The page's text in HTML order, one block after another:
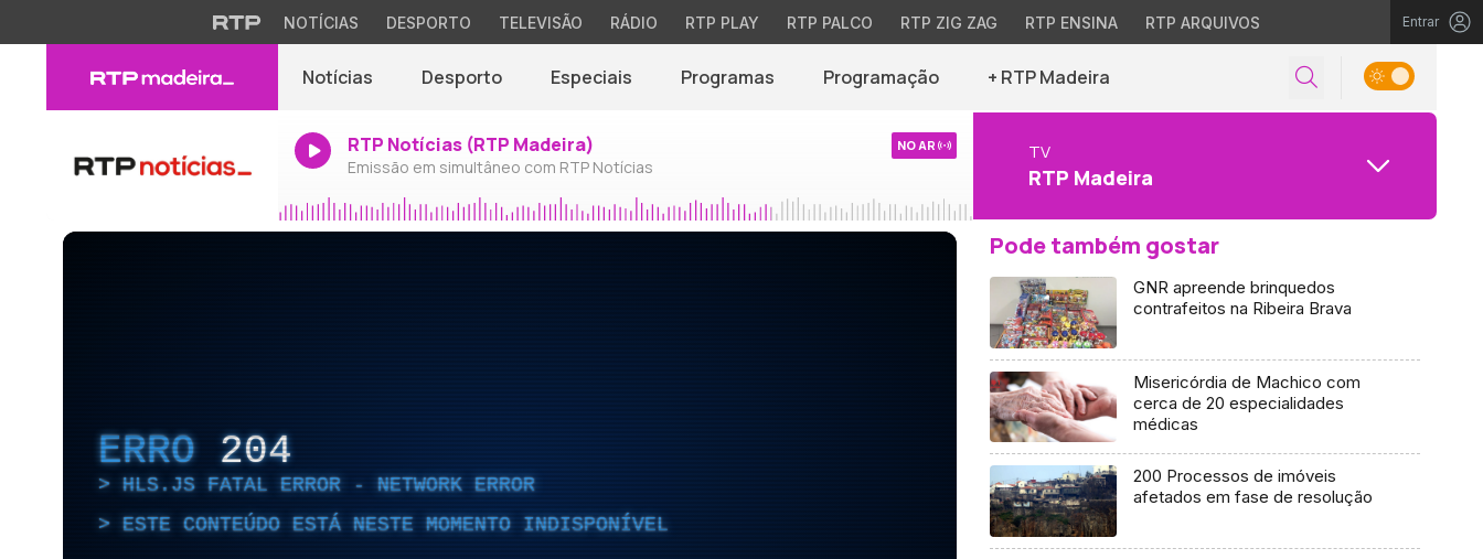
NOTÍCIAS DESPORTO TELEVISÃO RÁDIO RTP PLAY RTP PALCO RTP ZIG ZAG RTP ENSINA RTP ARQUIVOS Entrar
Notícias Desporto Especiais Programas Programação + RTP Madeira
RTP Notícias (RTP Madeira)
Emissão em simultâneo com RTP Notícias
NO AR TV
RTP Madeira
ERRO 204
HLS.JS FATAL ERROR - NETWORK ERROR
ESTE CONTEÚDO ESTÁ NESTE MOMENTO INDISPONÍVEL
Pode também gostar
GNR apreende brinquedos
contrafeitos na Ribeira Brava
Misericórdia de Machico com
cerca de 20 especialidades
médicas
200 Processos de imóveis
afetados em fase de resolução